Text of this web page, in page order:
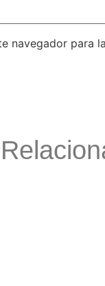
navegador para